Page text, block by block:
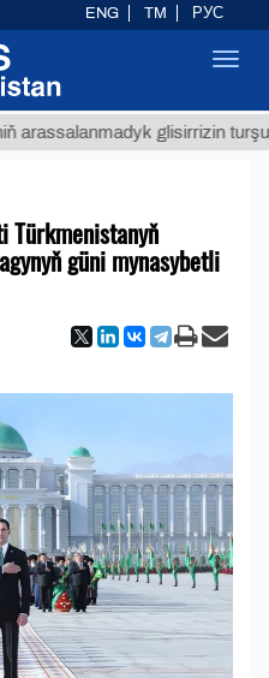
glisirrizin turşusy (t.)
Türkmenistanyň
güni mynasybetli
ENG TM РУС